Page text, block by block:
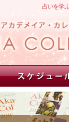
占いを学